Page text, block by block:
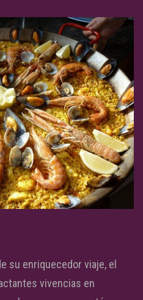
su enriquecedor viaje, el
vivencias en